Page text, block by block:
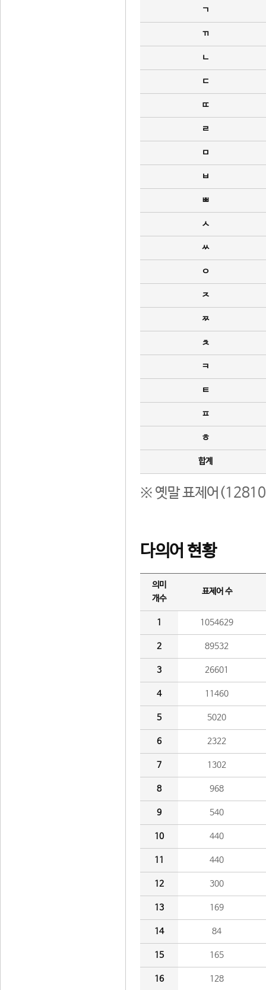
ㄱ
ㄲ
ㄴ
ㄷ
ㄸ
ㄹ
ㅁ
ㅂ
ㅃ
ㅅ
ㅆ
ㅇ
ㅈ
ㅉ
ㅊ
ㅋ
ㅌ
ㅍ
ㅎ
합계
※ 옛말 표제어(12810
다의어 현황
의미
개수
표제어 수
1 1054629
2 89532
3 26601
4 11460
5 5020
6 2322
7 1302
8 968
9 540
10 440
11 440
12 300
13 169
14 84
15 165
16 128